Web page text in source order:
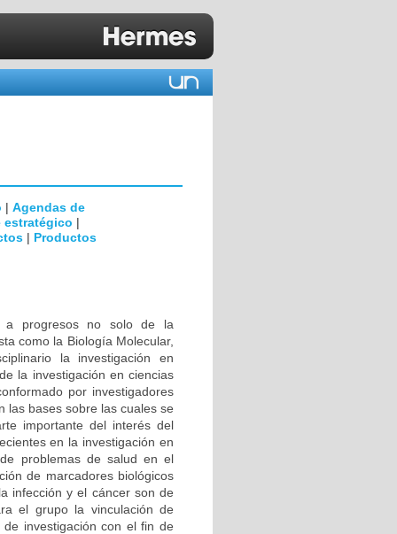
| Agendas de
estratégico |
| Productos
a progresos no solo de la
como la Biología Molecular,
la investigación en
la investigación en ciencias
por investigadores
las bases sobre las cuales se
importante del interés del
en la investigación en
problemas de salud en el
de marcadores biológicos
infección y el cáncer son de
el grupo la vinculación de
investigación con el fin de